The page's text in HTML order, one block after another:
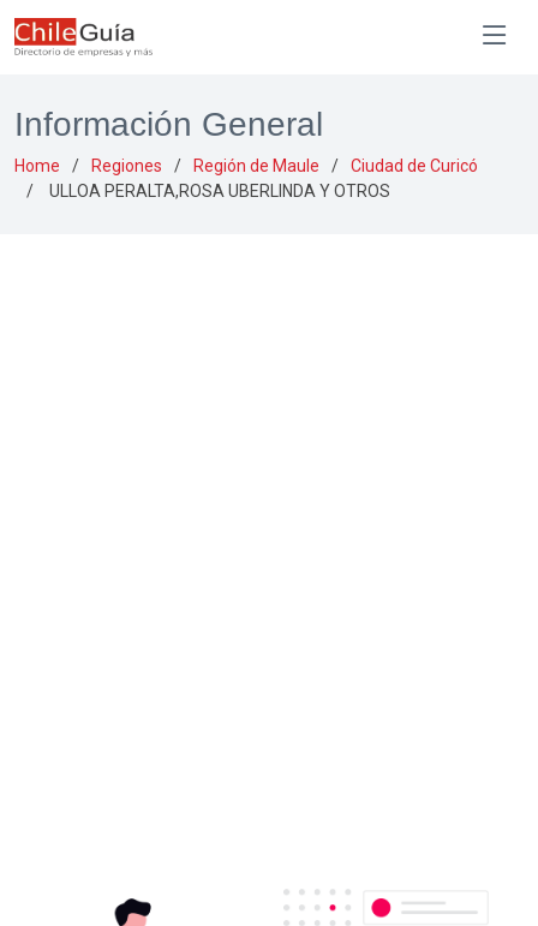
Información General
Home Regiones Región de Maule
Ciudad de Curicó
ULLOA PERALTA,ROSA UBERLINDA Y OTROS